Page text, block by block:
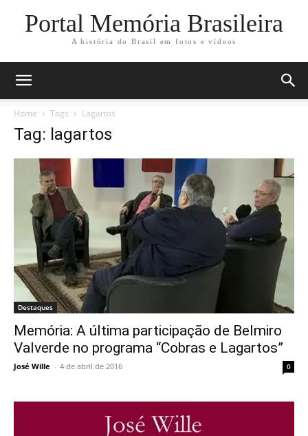
Portal Memória Brasileira
A história do Brasil em fotos e vídeos
Home Tags Lagartos
Tag: lagartos
Destaques
Memória: A última participação de Belmiro
Valverde no programa “Cobras e Lagartos”
José Wille - 4 de abril de 2016 0